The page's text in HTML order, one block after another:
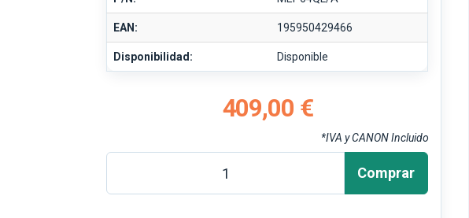
EAN: 195950429466
Disponibilidad: Disponible
409,00 €
*IVA y CANON Incluido
Comprar